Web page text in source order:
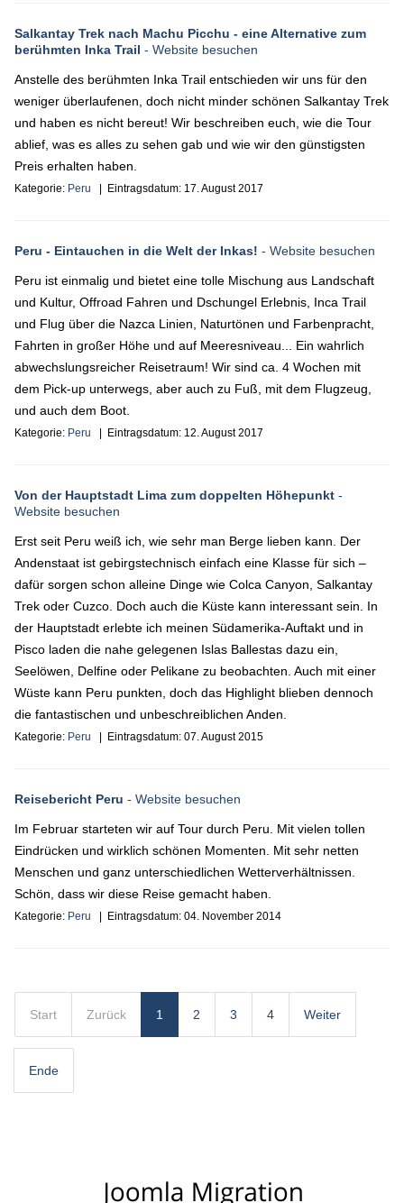
Salkantay Trek nach Machu Picchu - eine Alternative zum
berühmten Inka Trail - Website besuchen
Anstelle des berühmten Inka Trail entschieden wir uns für den
weniger überlaufenen, doch nicht minder schönen Salkantay Trek
und haben es nicht bereut! Wir beschreiben euch, wie die Tour
ablief, was es alles zu sehen gab und wie wir den günstigsten
Preis erhalten haben.
Kategorie: Peru | Eintragsdatum: 17. August 2017
Peru - Eintauchen in die Welt der Inkas! - Website besuchen
Peru ist einmalig und bietet eine tolle Mischung aus Landschaft
und Kultur, Offroad Fahren und Dschungel Erlebnis, Inca Trail
und Flug über die Nazca Linien, Naturtönen und Farbenpracht,
Fahrten in großer Höhe und auf Meeresniveau... Ein wahrlich
abwechslungsreicher Reisetraum! Wir sind ca. 4 Wochen mit
dem Pick-up unterwegs, aber auch zu Fuß, mit dem Flugzeug,
und auch dem Boot.
Kategorie: Peru | Eintragsdatum: 12. August 2017
Von der Hauptstadt Lima zum doppelten Höhepunkt -
Website besuchen
Erst seit Peru weiß ich, wie sehr man Berge lieben kann. Der
Andenstaat ist gebirgstechnisch einfach eine Klasse für sich –
dafür sorgen schon alleine Dinge wie Colca Canyon, Salkantay
Trek oder Cuzco. Doch auch die Küste kann interessant sein. In
der Hauptstadt erlebte ich meinen Südamerika-Auftakt und in
Pisco laden die nahe gelegenen Islas Ballestas dazu ein,
Seelöwen, Delfine oder Pelikane zu beobachten. Auch mit einer
Wüste kann Peru punkten, doch das Highlight blieben dennoch
die fantastischen und unbeschreiblichen Anden.
Kategorie: Peru | Eintragsdatum: 07. August 2015
Reisebericht Peru - Website besuchen
Im Februar starteten wir auf Tour durch Peru. Mit vielen tollen
Eindrücken und wirklich schönen Momenten. Mit sehr netten
Menschen und ganz unterschiedlichen Wetterverhältnissen.
Schön, dass wir diese Reise gemacht haben.
Kategorie: Peru | Eintragsdatum: 04. November 2014
Start Zurück 1 2 3 4 Weiter
Ende